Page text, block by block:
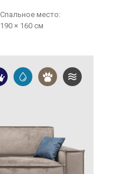
Cпальное место:
190 × 160 см